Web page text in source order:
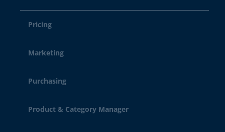
Pricing
Marketing
Purchasing
Product & Category Manager